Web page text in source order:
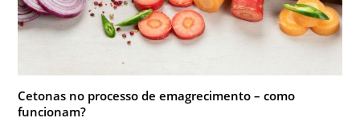
Cetonas no processo de emagrecimento – como
funcionam?